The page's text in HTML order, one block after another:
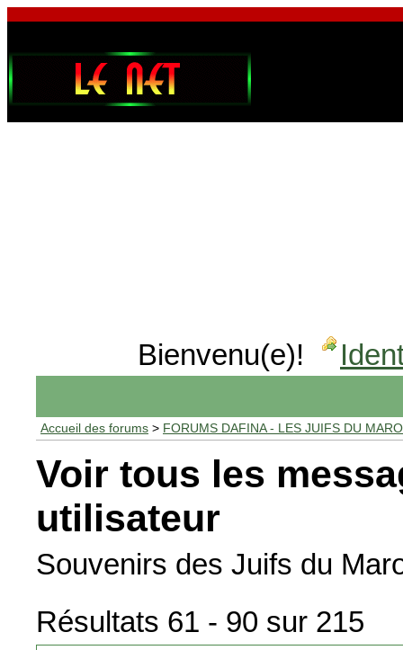
Bienvenu(e)!
Accueil des forums > FORUMS DAFINA - LES JUIFS DU
Voir tous les
utilisateur
Souvenirs des Juifs du
Résultats 61 - 90 sur 215